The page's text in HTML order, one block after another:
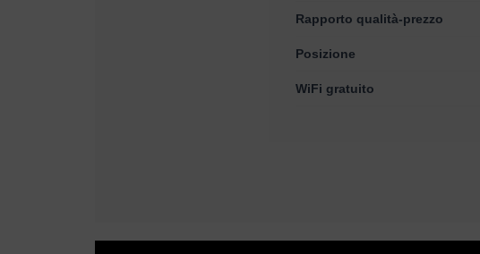
Rapporto qualità-prezzo
Posizione
WiFi gratuito